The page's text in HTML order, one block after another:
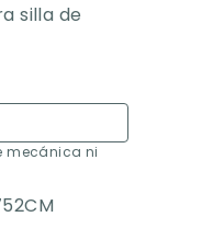
silla de
mecánica ni